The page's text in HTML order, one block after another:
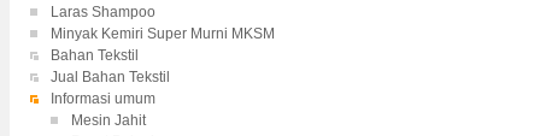
Laras Shampoo
Minyak Kemiri Super Murni MKSM
Bahan Tekstil
Jual Bahan Tekstil
Informasi umum
Mesin Jahit